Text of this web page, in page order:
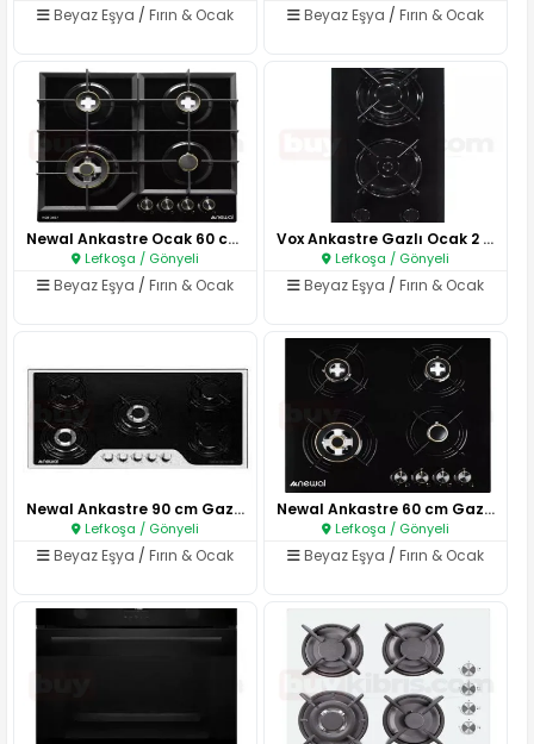
Beyaz Eşya / Fırın & Ocak Beyaz Eşya /Fırın & Ocak
Newal Ankastre Ocak 60 cm Siya..
Lefkoşa / Gönyeli
Beyaz Eşya / Fırın & Ocak
Vox Ankastre Gazlı Ocak 2 Gözl..
Lefkoşa / Gönyeli
Beyaz Eşya /Fırın & Ocak
Newal Ankastre 90 cm Gazlı Oca..
Lefkoşa / Gönyeli
Beyaz Eşya / Fırın & Ocak
Newal Ankastre 60 cm Gazlı Oca..
Lefkoşa / Gönyeli
Beyaz Eşya /Fırın & Ocak